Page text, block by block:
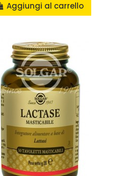
Aggiungi al carrello